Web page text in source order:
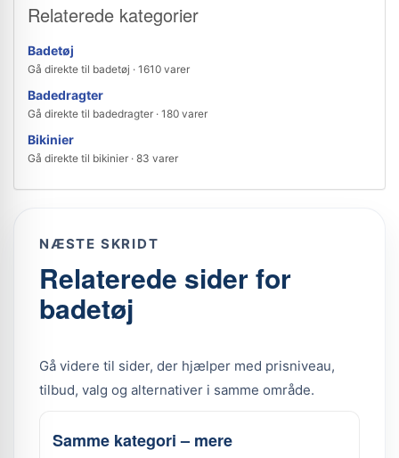
Relaterede kategorier
Badetøj
Gå direkte til badetøj · 1610 varer
Badedragter
Gå direkte til badedragter · 180 varer
Bikinier
Gå direkte til bikinier · 83 varer
NÆSTE SKRIDT
Relaterede sider for
badetøj
Gå videre til sider, der hjælper med prisniveau,
tilbud, valg og alternativer i samme område.
Samme kategori – mere